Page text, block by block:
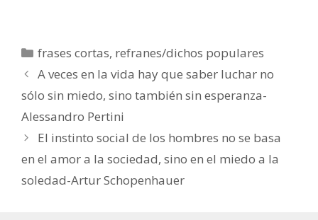
Categorías
frases cortas, refranes/dichos populares
A veces en la vida hay que saber luchar no
sólo sin miedo, sino también sin esperanza-
Alessandro Pertini
El instinto social de los hombres no se basa
en el amor a la sociedad, sino en el miedo a la
soledad-Artur Schopenhauer